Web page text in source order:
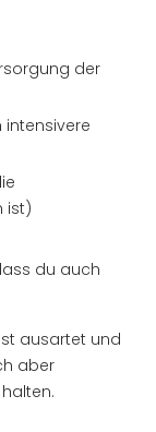
der
ist)
du auch
ausartet und
aber